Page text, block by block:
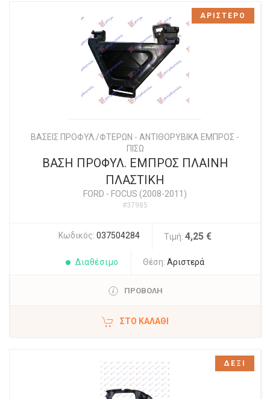
ΒΑΣΕΙΣ ΠΡΟΦΥΛ./ΦΤΕΡΩΝ - ΑΝΤΙΘΟΡΥΒΙΚΑ ΕΜΠΡΟΣ -
ΠΙΣΩ
ΒΑΣΗ ΠΡΟΦΥΛ. ΕΜΠΡΟΣ ΠΛΑΙΝΗ
ΠΛΑΣΤΙΚΗ
FORD - FOCUS (2008-2011)
#37985
Κωδικός: 037504284 Τιμή: 4,25 €
Διαθέσιμο Θέση: Αριστερά
ΠΡΟΒΟΛΗ
ΣΤΟ ΚΑΛΆΘΙ
ΑΡΙΣΤΕΡΟ
ΔΕΞΙ